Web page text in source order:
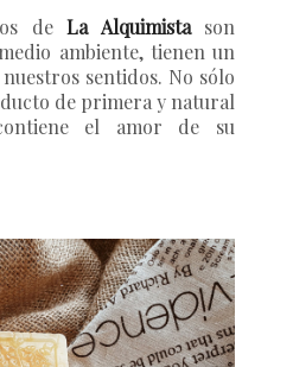
deLa Alquimistason
ambiente, tienen un
sentidos. No sólo
de primera y natural
el amor de su